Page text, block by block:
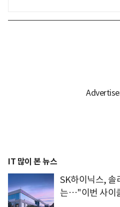
IT 많이 본 뉴스
SK하이닉스, 솔
는…"이번 사이